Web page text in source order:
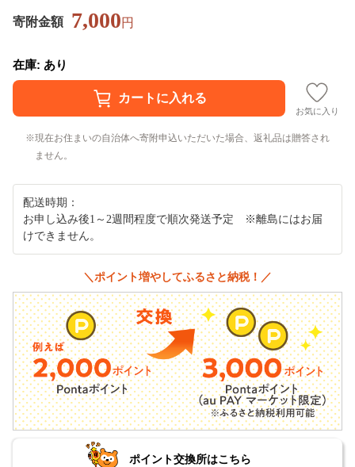
寄附金額 7,000円
在庫: あり
お気に入り
現在お住まいの自治体へ寄附申込いただいた場合、返礼品は贈答され
ません。
配送時期：
お申し込み後1～2週間程度で順次発送予定 ※離島にはお届
けできません。
＼ポイント増やしてふるさと納税！／
ポイント交換所はこちら